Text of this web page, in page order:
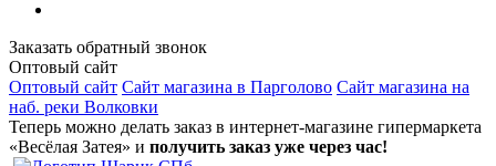
Заказать обратный звонок
Оптовый сайт
Оптовый сайт Сайт магазина в Парголово Сайт магазина на
наб. реки Волковки
Теперь можно делать заказ в интернет-магазине гипермаркета
«Весёлая Затея» и получить заказ уже через час!